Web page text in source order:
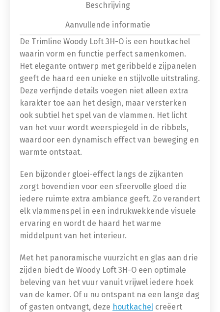
Beschrijving
Aanvullende informatie
De Trimline Woody Loft 3H-O is een houtkachel
waarin vorm en functie perfect samenkomen.
Het elegante ontwerp met geribbelde zijpanelen
geeft de haard een unieke en stijlvolle uitstraling.
Deze verfijnde details voegen niet alleen extra
karakter toe aan het design, maar versterken
ook subtiel het spel van de vlammen. Het licht
van het vuur wordt weerspiegeld in de ribbels,
waardoor een dynamisch effect van beweging en
warmte ontstaat.
Een bijzonder gloei-effect langs de zijkanten
zorgt bovendien voor een sfeervolle gloed die
iedere ruimte extra ambiance geeft. Zo verandert
elk vlammenspel in een indrukwekkende visuele
ervaring en wordt de haard het warme
middelpunt van het interieur.
Met het panoramische vuurzicht en glas aan drie
zijden biedt de Woody Loft 3H-O een optimale
beleving van het vuur vanuit vrijwel iedere hoek
van de kamer. Of u nu ontspant na een lange dag
of gasten ontvangt, deze houtkachel creëert